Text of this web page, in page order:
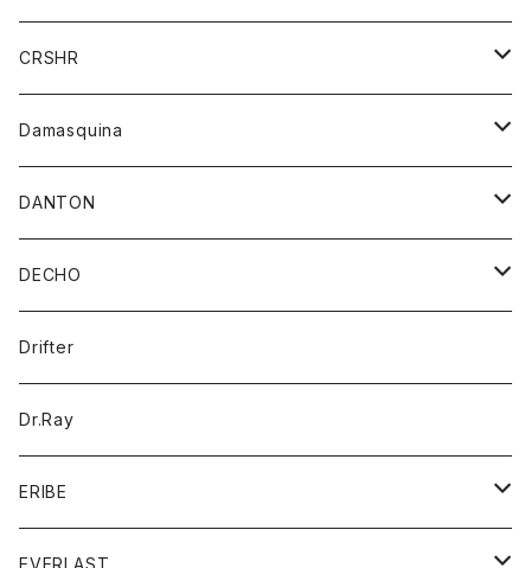
チーフ
バンダナ
トレーナー
パーカー
Tシャツ
パーカー
ジャケット
ジャケット
ワンピース
ブラウス
CRSHR
キャップ
Damasquina
ウォレット
カードケース
バッグ
DANTON
アウター
コート
ジャケット
アクセサリー
バッグ
キッズ
シャツ
Tシャツ
グッズ
帽子
トップス
DECHO
帽子
Drifter
Dr.Ray
ERIBE
ニット
EVERLAST